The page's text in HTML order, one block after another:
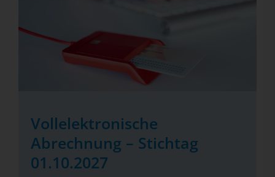
Vollelektronische
Abrechnung – Stichtag
01.10.2027